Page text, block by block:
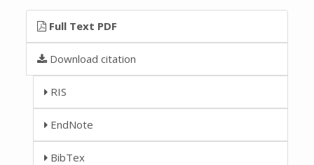
Full Text PDF
Download citation
RIS
EndNote
BibTex